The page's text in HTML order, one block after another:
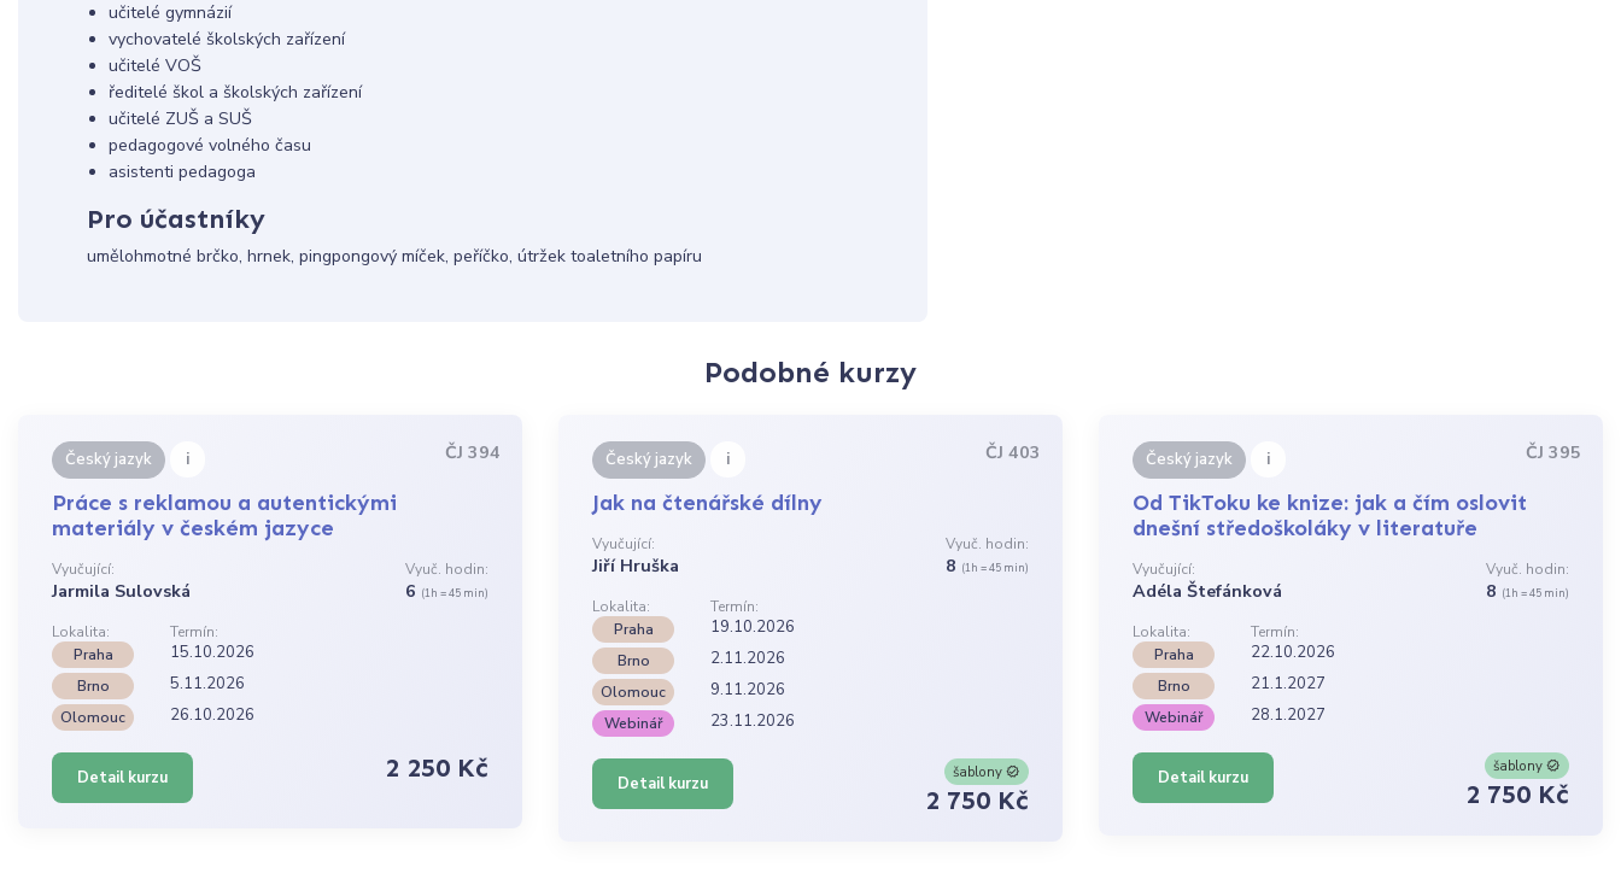
učitelé gymnázií
vychovatelé školských zařízení
učitelé VOŠ
ředitelé škol a školských zařízení
učitelé ZUŠ a SUŠ
pedagogové volného času
asistenti pedagoga
Pro účastníky
umělohmotné brčko, hrnek, pingpongový míček, peříčko, útržek toaletního papíru
Podobné kurzy
Český jazyk i ČJ 394
Práce s reklamou a autentickými
materiály v českém jazyce
Vyučující:
Jarmila Sulovská
Vyuč. hodin:
6 (1h = 45 min)
Lokalita:
Termín:
Praha
15.10.2026
Brno 5.11.2026
Olomouc 26.10.2026
Detail kurzu 2 250 Kč
Český jazyk i ČJ 403
Jak na čtenářské dílny
Vyučující:
Jiří Hruška
Vyuč. hodin:
8 (1h = 45 min)
Lokalita:
Termín:
Praha
19.10.2026
Brno 2.11.2026
Olomouc 9.11.2026
Webinář 23.11.2026
Detail kurzu
šablony
2 750 Kč
Český jazyk i ČJ 395
Od TikToku ke knize: jak a čím oslovit
dnešní středoškoláky v literatuře
Vyučující:
Adéla Štefánková
Vyuč. hodin:
8 (1h = 45 min)
Lokalita:
Termín:
Praha
22.10.2026
Brno 21.1.2027
Webinář 28.1.2027
Detail kurzu
šablony
2 750 Kč